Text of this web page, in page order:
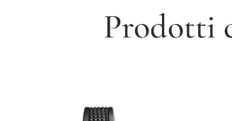
Prodotti